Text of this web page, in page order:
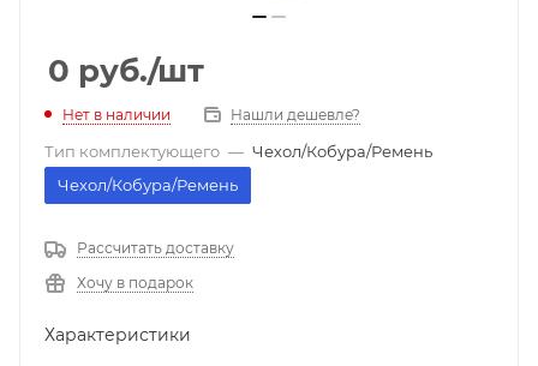
0 руб./шт
Нет в наличии Нашли дешевле?
Тип комплектующего — Чехол/Кобура/Ремень
Чехол/Кобура/Ремень
Рассчитать доставку
Хочу в подарок
Характеристики